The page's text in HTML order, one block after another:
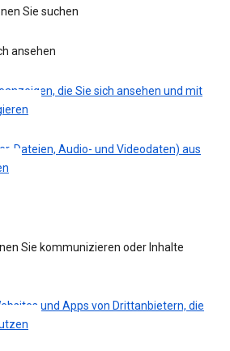
Sie suchen
ansehen
die Sie sich ansehen und mit
Dateien, Audio- und Videodaten) aus
Sie kommunizieren oder Inhalte
und Apps von Drittanbietern, die